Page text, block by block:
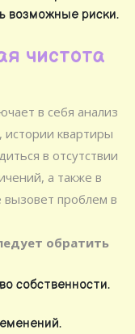
возможные риски.
чистота
в себя анализ
квартиры
в отсутствии
а также в
вызовет проблем в
обратить
собственности.